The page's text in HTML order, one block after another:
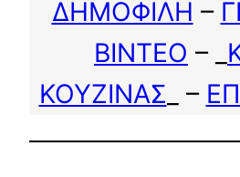
ΔΗΜΟΦΙΛΗ –
ΒΙΝΤΕΟ – _
ΚΟΥΖΙΝΑΣ _ –